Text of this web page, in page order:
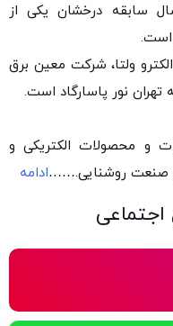
صنعتی ولتا با بیش از ۴۰ سال سابقه درخشان یکی از
است.
ولتا، شرکت معین برق
تهران نور پاسارگاد است.
و محصولات الکتریکی و
صنعت روشنایی.……ادامه